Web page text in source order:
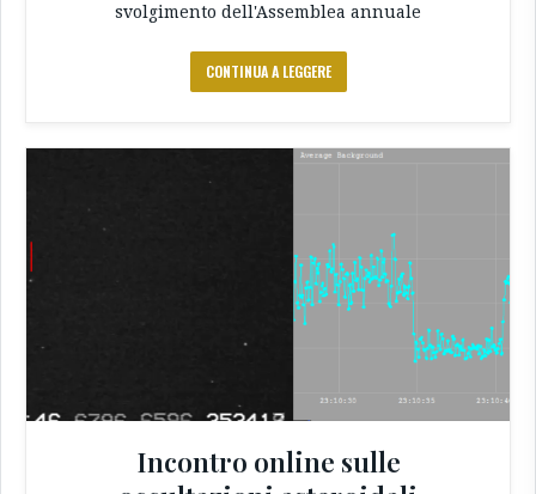
svolgimento dell'Assemblea annuale
CONTINUA A LEGGERE
Incontro online sulle